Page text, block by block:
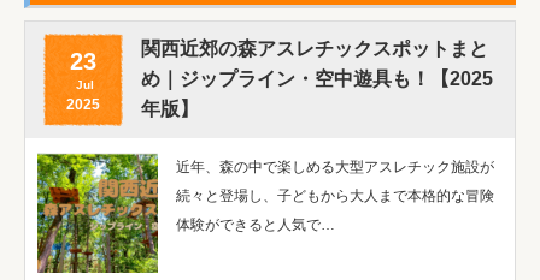
23
Jul
2025
関西近郊の森アスレチックスポットまと
め｜ジップライン・空中遊具も！【2025
年版】
近年、森の中で楽しめる大型アスレチック施設が
続々と登場し、子どもから大人まで本格的な冒険
体験ができると人気で…